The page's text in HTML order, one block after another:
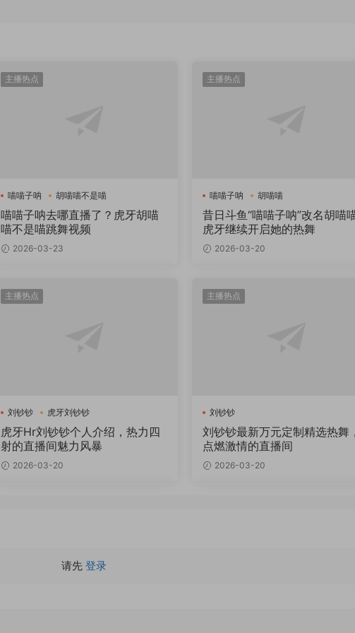
主播热点
喵喵子呐 胡喵喵不是喵
喵喵子呐去哪直播了？虎牙胡喵
喵不是喵跳舞视频
2026-03-23
主播热点
喵喵子呐 胡喵喵
昔日斗鱼“喵喵子呐”改名胡喵
虎牙继续开启她的热舞
2026-03-20
主播热点
刘钞钞 虎牙刘钞钞
虎牙Hr刘钞钞个人介绍，热力四
射的直播间魅力风暴
2026-03-20
主播热点
刘钞钞
刘钞钞最新万元定制精选热舞
点燃激情的直播间
2026-03-20
请先 登录